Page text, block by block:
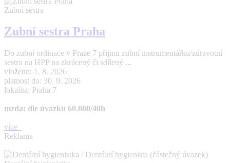
Zubní sestra
Zubní sestra Praha
Do zubní ordinace v Praze 7 přijmu zubní instrumentářku/zdravotní
sestru na HPP na zkrácený či sdílený ...
vloženo: 1. 8. 2026
platnost do: 30. 9. 2026
lokalita: Praha 7
mzda: dle úvazku 60.000/40h
více
Reklama